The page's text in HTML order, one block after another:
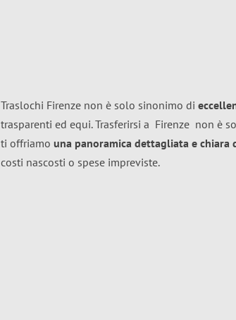
Traslochi Firenze non è solo sinonimo di
trasparenti ed equi. Trasferirsi a Firenze non è
ti offriamo una panoramica dettagliata e chiara
costi nascosti o spese impreviste.